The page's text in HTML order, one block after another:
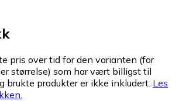
pris over tid for den varianten (for
størrelse) som har vært billigst til
brukte produkter er ikke inkludert. Les